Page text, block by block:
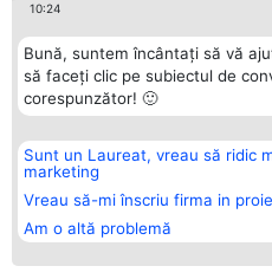
10:24
Bună, suntem încântați să vă
să faceți clic pe subiectul de
corespunzător! 🙂
Sunt un Laureat, vreau să ridic
marketing
Vreau să-mi înscriu firma in
Am o altă problemă
Organizator Ranking
BRIGHT SOLUTIONS BR SRL
Aleea Timisul De Sus 2 Bl. A30
Sc. A Et. 4 Ap. 13 Cod 061952
București
CUI 36737675
Lista
Statut